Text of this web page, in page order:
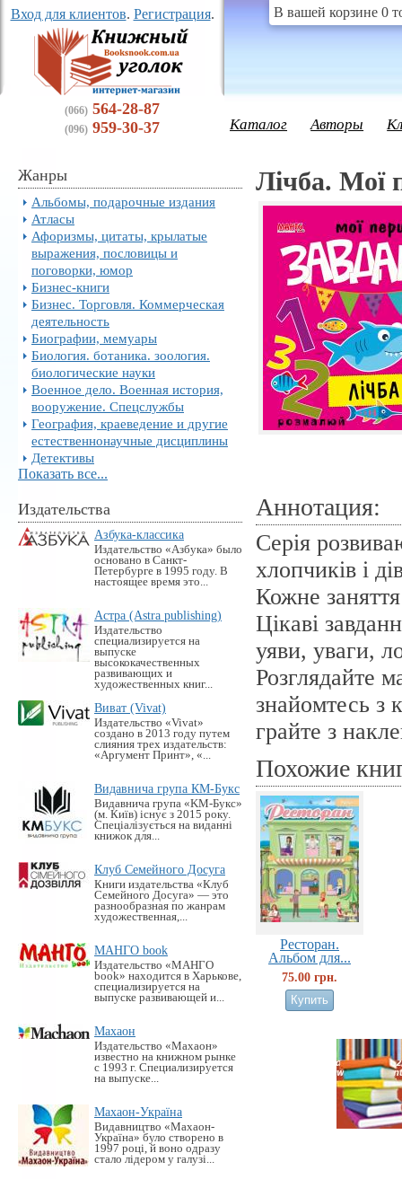
Вход для клиентов. Регистрация.
(066) 564-28-87
(096) 959-30-37
В вашей корзине 0
Каталог Авторы
Жанры
Альбомы, подарочные издания
Атласы
Афоризмы, цитаты, крылатые
выражения, пословицы и
поговорки, юмор
Бизнес-книги
Бизнес. Торговля. Коммерческая
деятельность
Биографии, мемуары
Биология. ботаника. зоология.
биологические науки
Военное дело. Военная история,
вооружение. Спецслужбы
География, краеведение и другие
естественнонаучные дисциплины
Детективы
Показать все...
Издательства
Азбука-классика
Издательство «Азбука» было
основано в Санкт-
Петербурге в 1995 году. В
настоящее время это...
Астра (Astra publishing)
Издательство
специализируется на
выпуске
высококачественных
развивающих и
художественных книг...
Виват (Vivat)
Издательство «Vivat»
создано в 2013 году путем
слияния трех издательств:
«Аргумент Принт», «...
Видавнича група КМ-Букс
Видавнича група «KM-Букс»
(м. Київ) існує з 2015 року.
Спеціалізується на виданні
книжок для...
Клуб Семейного Досуга
Книги издательства «Клуб
Семейного Досуга» — это
разнообразная по жанрам
художественная,...
МАНГО book
Издательство «MАНГО
book» находится в Харькове,
специализируется на
выпуске развивающей и...
Махаон
Издательство «Махаон»
известно на книжном рынке
с 1993 г. Специализируется
на выпуске...
Махаон-Україна
Видавництво «Махаон-
Україна» було створено в
1997 році, й воно одразу
стало лідером у галузі...
Лічба. Мої
Аннотация:
Серія
хлопчиків і
Кожне
Цікаві
уяви, уваги,
Розглядайте
знайомтесь з
грайте з
Похожие
Ресторан.
Альбом для...
75.00 грн.